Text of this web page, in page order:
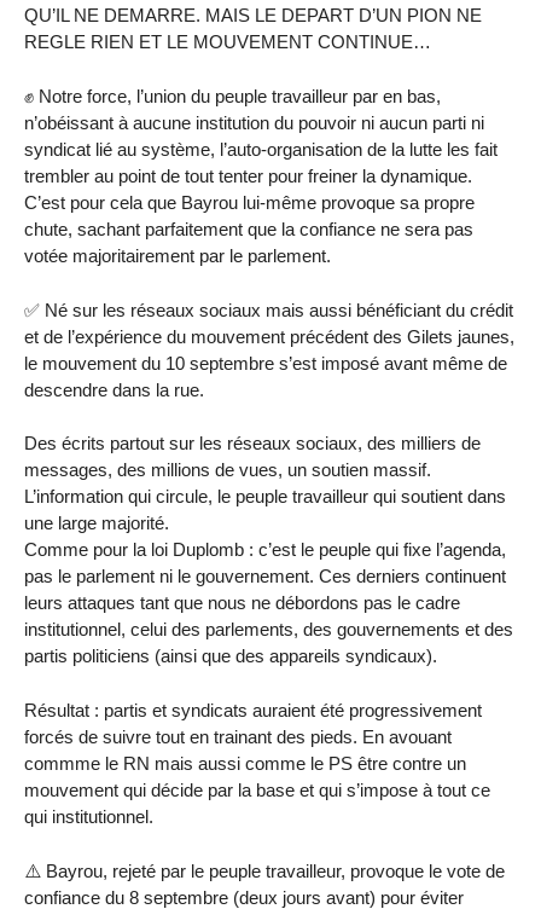
QU’IL NE DEMARRE. MAIS LE DEPART D’UN PION NE
REGLE RIEN ET LE MOUVEMENT CONTINUE…
✊ Notre force, l’union du peuple travailleur par en bas,
n’obéissant à aucune institution du pouvoir ni aucun parti ni
syndicat lié au système, l’auto-organisation de la lutte les fait
trembler au point de tout tenter pour freiner la dynamique.
C’est pour cela que Bayrou lui-même provoque sa propre
chute, sachant parfaitement que la confiance ne sera pas
votée majoritairement par le parlement.
✅ Né sur les réseaux sociaux mais aussi bénéficiant du crédit
et de l’expérience du mouvement précédent des Gilets jaunes,
le mouvement du 10 septembre s’est imposé avant même de
descendre dans la rue.
Des écrits partout sur les réseaux sociaux, des milliers de
messages, des millions de vues, un soutien massif.
L’information qui circule, le peuple travailleur qui soutient dans
une large majorité.
Comme pour la loi Duplomb : c’est le peuple qui fixe l’agenda,
pas le parlement ni le gouvernement. Ces derniers continuent
leurs attaques tant que nous ne débordons pas le cadre
institutionnel, celui des parlements, des gouvernements et des
partis politiciens (ainsi que des appareils syndicaux).
Résultat : partis et syndicats auraient été progressivement
forcés de suivre tout en trainant des pieds. En avouant
commme le RN mais aussi comme le PS être contre un
mouvement qui décide par la base et qui s’impose à tout ce
qui institutionnel.
⚠️ Bayrou, rejeté par le peuple travailleur, provoque le vote de
confiance du 8 septembre (deux jours avant) pour éviter